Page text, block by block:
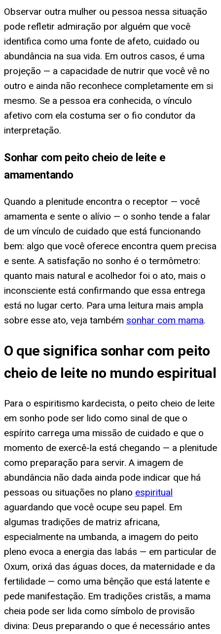
Observar outra mulher ou pessoa nessa situação
pode refletir admiração por alguém que você
identifica como uma fonte de afeto, cuidado ou
abundância na sua vida. Em outros casos, é uma
projeção — a capacidade de nutrir que você vê no
outro e ainda não reconhece completamente em si
mesmo. Se a pessoa era conhecida, o vínculo
afetivo com ela costuma ser o fio condutor da
interpretação.
Sonhar com peito cheio de leite e
amamentando
Quando a plenitude encontra o receptor — você
amamenta e sente o alívio — o sonho tende a falar
de um vínculo de cuidado que está funcionando
bem: algo que você oferece encontra quem precisa
e sente. A satisfação no sonho é o termômetro:
quanto mais natural e acolhedor foi o ato, mais o
inconsciente está confirmando que essa entrega
está no lugar certo. Para uma leitura mais ampla
sobre esse ato, veja também sonhar com mama.
O que significa sonhar com peito
cheio de leite no mundo espiritual
Para o espiritismo kardecista, o peito cheio de leite
em sonho pode ser lido como sinal de que o
espírito carrega uma missão de cuidado e que o
momento de exercê-la está chegando — a plenitude
como preparação para servir. A imagem de
abundância não dada ainda pode indicar que há
pessoas ou situações no plano espiritual
aguardando que você ocupe seu papel. Em
algumas tradições de matriz africana,
especialmente na umbanda, a imagem do peito
pleno evoca a energia das Iabás — em particular de
Oxum, orixá das águas doces, da maternidade e da
fertilidade — como uma bênção que está latente e
pede manifestação. Em tradições cristãs, a mama
cheia pode ser lida como símbolo de provisão
divina: Deus preparando o que é necessário antes